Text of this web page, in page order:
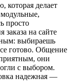
которая делает
просто
на сайте
выбираешь
готово. Общение
они
с выбором.
надежная —